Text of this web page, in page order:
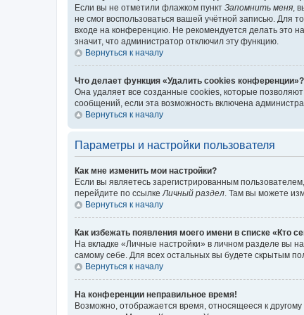
Если вы не отметили флажком пункт Запомнить меня,
не смог воспользоваться вашей учётной записью. Для
входе на конференцию. Не рекомендуется делать это
значит, что администратор отключил эту функцию.
Вернуться к началу
Что делает функция «Удалить cookies конференции»?
Она удаляет все созданные cookies, которые
сообщений, если эта возможность включена
Вернуться к началу
Параметры и настройки пользователя
Как мне изменить мои настройки?
Если вы являетесь зарегистрированным
перейдите по ссылкеЛичный раздел. Там вы можете
Вернуться к началу
Как избежать появления моего имени в списке «Кто
На вкладке «Личные настройки» в личном разделе вы
самому себе. Для всех остальных вы будете скрытым
Вернуться к началу
На конференции неправильное время!
Возможно, отображается время, относящееся к